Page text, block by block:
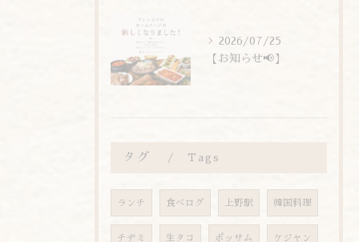
2026/07/25
【お知らせ📢】
タグ Tags
ランチ 食べログ 上野駅 韓国料理
チヂミ 生タコ ポッサム ケジャン